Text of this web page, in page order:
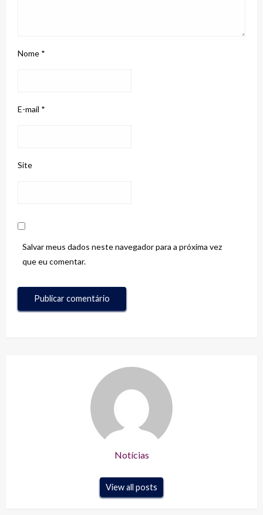
Nome *
E-mail *
Site
Salvar meus dados neste navegador para a próxima vez
que eu comentar.
Notícias
View all posts